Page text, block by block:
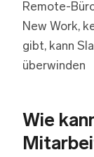
Remote-
New Work,
gibt, kann
überwinden
Wie